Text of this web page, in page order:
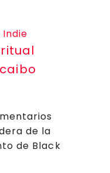
de la
de Black